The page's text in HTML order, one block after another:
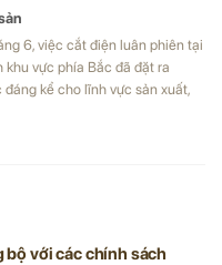
6, việc cắt điện luân phiên tại
khu vực phía Bắc đã đặt ra
kể cho lĩnh vực sản xuất,
bộ với các chính sách